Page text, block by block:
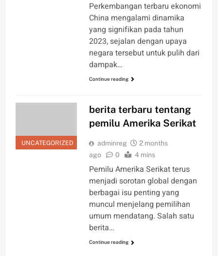
Perkembangan terbaru ekonomi
China mengalami dinamika
yang signifikan pada tahun
2023, sejalan dengan upaya
negara tersebut untuk pulih dari
dampak…
Continue reading
UNCATEGORIZED
berita terbaru tentang
pemilu Amerika Serikat
adminreg
2 months
ago
0 4 mins
Pemilu Amerika Serikat terus
menjadi sorotan global dengan
berbagai isu penting yang
muncul menjelang pemilihan
umum mendatang. Salah satu
berita…
Continue reading